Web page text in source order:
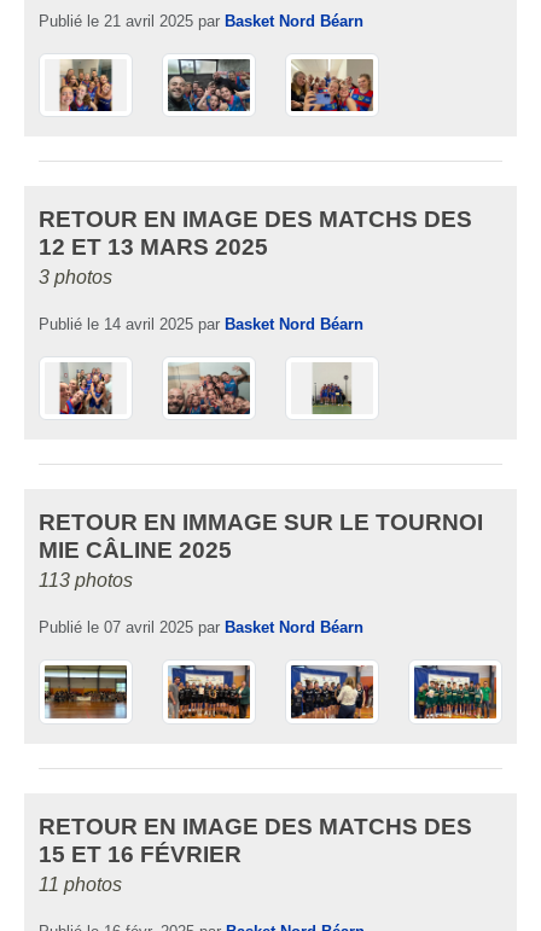
Publié le 21 avril 2025 par Basket Nord Béarn
RETOUR EN IMAGE DES MATCHS DES
12 ET 13 MARS 2025
3 photos
Publié le 14 avril 2025 par Basket Nord Béarn
RETOUR EN IMMAGE SUR LE TOURNOI
MIE CÂLINE 2025
113 photos
Publié le 07 avril 2025 par Basket Nord Béarn
RETOUR EN IMAGE DES MATCHS DES
15 ET 16 FÉVRIER
11 photos